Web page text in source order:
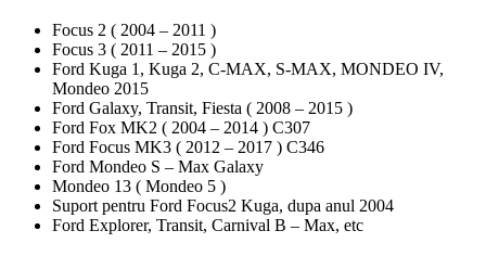
Focus 2 ( 2004 – 2011 )
Focus 3 ( 2011 – 2015 )
Ford Kuga 1, Kuga 2, C-MAX, S-MAX, MONDEO IV,
Mondeo 2015
Ford Galaxy, Transit, Fiesta ( 2008 – 2015 )
Ford Fox MK2 ( 2004 – 2014 ) C307
Ford Focus MK3 ( 2012 – 2017 ) C346
Ford Mondeo S – Max Galaxy
Mondeo 13 ( Mondeo 5 )
Suport pentru Ford Focus2 Kuga, dupa anul 2004
Ford Explorer, Transit, Carnival B – Max, etc